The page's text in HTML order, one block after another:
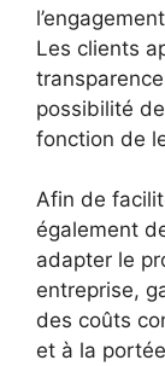
Les clients
possibilité
fonction de
Afin de
également
adapter le
entreprise,
des coûts
et à la